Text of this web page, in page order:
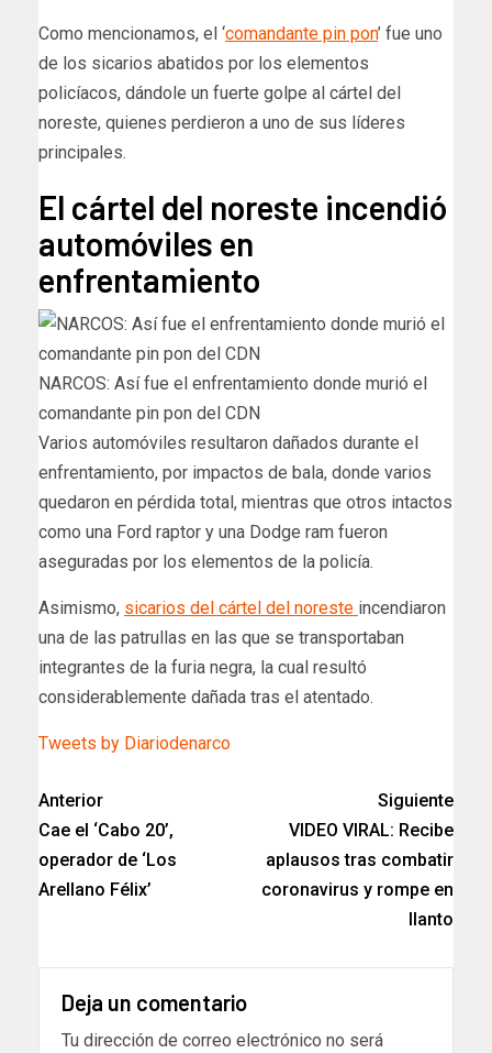
Como mencionamos, el ‘comandante pin pon’ fue uno
de los sicarios abatidos por los elementos
policíacos, dándole un fuerte golpe al cártel del
noreste, quienes perdieron a uno de sus líderes
principales.
El cártel del noreste incendió
automóviles en
enfrentamiento
NARCOS: Así fue el enfrentamiento donde murió el
comandante pin pon del CDN
Varios automóviles resultaron dañados durante el
enfrentamiento, por impactos de bala, donde varios
quedaron en pérdida total, mientras que otros intactos
como una Ford raptor y una Dodge ram fueron
aseguradas por los elementos de la policía.
Asimismo, sicarios del cártel del noreste incendiaron
una de las patrullas en las que se transportaban
integrantes de la furia negra, la cual resultó
considerablemente dañada tras el atentado.
Tweets by Diariodenarco
Anterior
Cae el ‘Cabo 20’,
operador de ‘Los
Arellano Félix’
Siguiente
VIDEO VIRAL: Recibe
aplausos tras combatir
coronavirus y rompe en
llanto
Deja un comentario
Tu dirección de correo electrónico no será